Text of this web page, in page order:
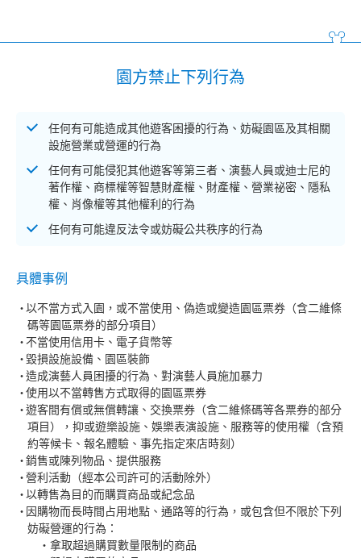
園方禁止下列行為
任何有可能造成其他遊客困擾的行為、妨礙園區及其相關
設施營業或營運的行為
任何有可能侵犯其他遊客等第三者、演藝人員或迪士尼的
著作權、商標權等智慧財產權、財產權、營業祕密、隱私
權、肖像權等其他權利的行為
任何有可能違反法令或妨礙公共秩序的行為
具體事例
以不當方式入園，或不當使用、偽造或變造園區票券（含二維條
碼等園區票券的部分項目）
不當使用信用卡、電子貨幣等
毀損設施設備、園區裝飾
造成演藝人員困擾的行為、對演藝人員施加暴力
使用以不當轉售方式取得的園區票券
遊客間有償或無償轉讓、交換票券（含二維條碼等各票券的部分
項目），抑或遊樂設施、娛樂表演設施、服務等的使用權（含預
約等候卡、報名體驗、事先指定來店時刻）
銷售或陳列物品、提供服務
營利活動（經本公司許可的活動除外）
以轉售為目的而購買商品或紀念品
因購物而長時間占用地點、通路等的行為，或包含但不限於下列
妨礙營運的行為：
・拿取超過購買數量限制的商品​